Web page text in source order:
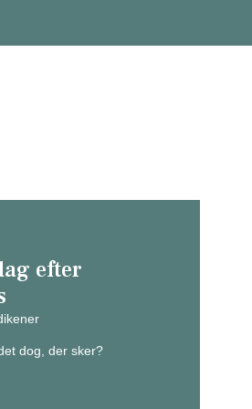
efter
dog, der sker?